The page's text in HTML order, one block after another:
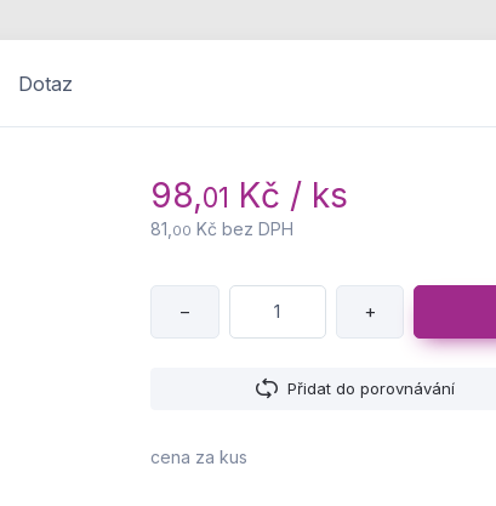
Dotaz
98,01 Kč / ks
81, 00 Kč bez DPH
− +
Přidat do porovnávání
cena za kus